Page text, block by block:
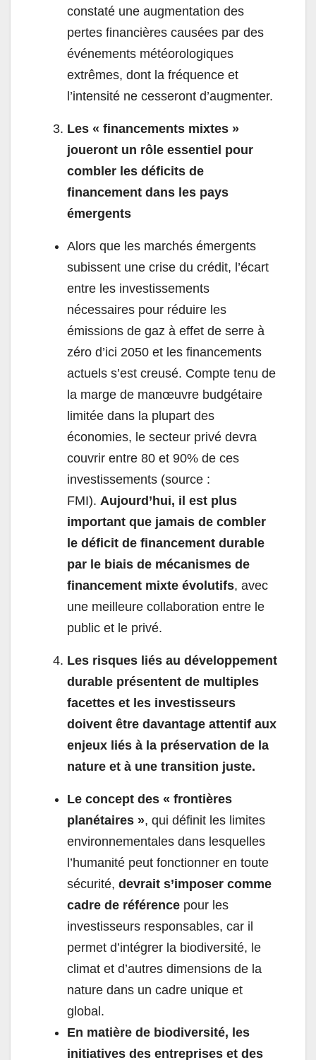
constaté une augmentation des
pertes financières causées par des
événements météorologiques
extrêmes, dont la fréquence et
l’intensité ne cesseront d’augmenter.
Les « financements mixtes »
joueront un rôle essentiel pour
combler les déficits de
financement dans les pays
émergents
Alors que les marchés émergents
subissent une crise du crédit, l’écart
entre les investissements
nécessaires pour réduire les
émissions de gaz à effet de serre à
zéro d’ici 2050 et les financements
actuels s’est creusé. Compte tenu de
la marge de manœuvre budgétaire
limitée dans la plupart des
économies, le secteur privé devra
couvrir entre 80 et 90% de ces
investissements (source :
FMI). Aujourd’hui, il est plus
important que jamais de combler
le déficit de financement durable
par le biais de mécanismes de
financement mixte évolutifs, avec
une meilleure collaboration entre le
public et le privé.
Les risques liés au développement
durable présentent de multiples
facettes et les investisseurs
doivent être davantage attentif aux
enjeux liés à la préservation de la
nature et à une transition juste.
Le concept des « frontières
planétaires », qui définit les limites
environnementales dans lesquelles
l’humanité peut fonctionner en toute
sécurité, devrait s’imposer comme
cadre de référence pour les
investisseurs responsables, car il
permet d’intégrer la biodiversité, le
climat et d’autres dimensions de la
nature dans un cadre unique et
global.
En matière de biodiversité, les
initiatives des entreprises et des